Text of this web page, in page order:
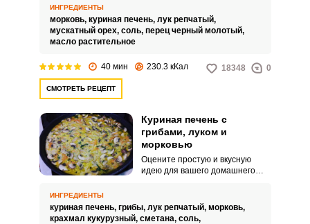
ИНГРЕДИЕНТЫ
морковь, куриная печень, лук репчатый,
мускатный орех, соль, перец черный молотый,
масло растительное
40 мин 230.3 кКал 18348 0
СМОТРЕТЬ РЕЦЕПТ
Куриная печень с
грибами, луком и
морковью
Оцените простую и вкусную
идею для вашего домашнего
ИНГРЕДИЕНТЫ
куриная печень, грибы, лук репчатый, морковь,
крахмал кукурузный, сметана, соль,